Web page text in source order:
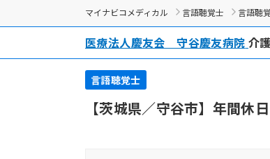
マイナビコメディカル 言語聴覚士 言語聴
医療法人慶友会 守谷慶友病院 介
言語聴覚士
【茨城県／守谷市】年間休